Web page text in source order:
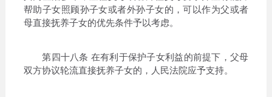
帮助子女照顾孙子女或者外孙子女的，可以作为父或者
母直接抚养子女的优先条件予以考虑。
第四十八条 在有利于保护子女利益的前提下，父母
双方协议轮流直接抚养子女的，人民法院应予支持。